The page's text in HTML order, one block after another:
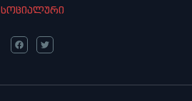
სოციალური